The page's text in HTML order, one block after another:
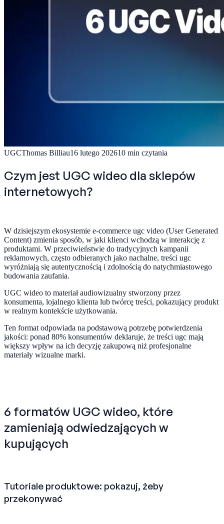
UGCThomas Billiau16 lutego 202610 min czytania
Czym jest UGC wideo dla sklepów
internetowych?
W dzisiejszym ekosystemie e-commerce ugc video (User Generated
Content) zmienia sposób, w jaki klienci wchodzą w interakcję z
produktami. W przeciwieństwie do tradycyjnych kampanii
reklamowych, często odbieranych jako nachalne, treści ugc
wyróżniają się autentycznością i zdolnością do natychmiastowego
budowania zaufania.
UGC wideo to materiał audiowizualny stworzony przez
konsumenta, lojalnego klienta lub twórcę treści, pokazujący produkt
w realnym kontekście użytkowania.
Ten format odpowiada na podstawową potrzebę potwierdzenia
jakości: ponad 80% konsumentów deklaruje, że treści ugc mają
większy wpływ na ich decyzję zakupową niż profesjonalne
materiały wizualne marki.
6 formatów UGC wideo, które
zamieniają odwiedzających w
kupujących
Tutoriale produktowe: pokazuj, żeby
przekonywać